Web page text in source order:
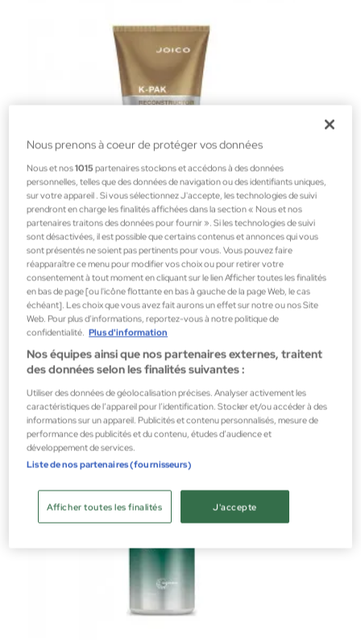
Joico
K-PAK RECONSTRUCTOR DEEP PENETRATING 150ML
Cosmétique capillaire
15,99 €
Nous prenons à coeur de protéger vos données
Nous et nos1015 partenaires stockons et accédons à des données
personnelles, telles que des données de navigation ou des identifiants uniques,
sur votre appareil . Si vous sélectionnez J'accepte, les technologies de suivi
prendront en charge les finalités affichées dans la section « Nous et nos
partenaires traitons des données pour fournir ». Si les technologies de suivi
sont désactivées, il est possible que certains contenus et annonces qui vous
sont présentés ne soient pas pertinents pour vous. Vous pouvez faire
réapparaître ce menu pour modifier vos choix ou pour retirer votre
consentement à tout moment en cliquant sur le lien Afficher toutes les finalités
en bas de page [ou l'icône flottante en bas à gauche de la page Web, le cas
échéant]. Les choix que vous avez fait aurons un effet sur notre ou nos Site
Web. Pour plus d’informations, reportez-vous à notre politique de
confidentialité. Plus d'information
Nos équipes ainsi que nos partenaires externes, traitent
des données selon les finalités suivantes :
Utiliser des données de géolocalisation précises. Analyser activement les
caractéristiques de l’appareil pour l’identification. Stocker et/ou accéder à des
informations sur un appareil. Publicités et contenu personnalisés, mesure de
performance des publicités et du contenu, études d’audience et
développement de services.
Liste de nos partenaires (fournisseurs)
J'accepte
Afficher toutes les finalités